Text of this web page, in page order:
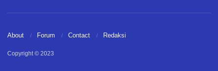
About Forum Contact Redaksi
Copyright © 2023